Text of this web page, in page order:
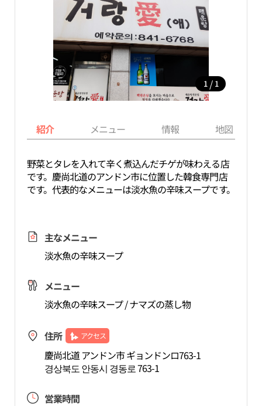
1 / 1
紹介 メニュー 情報 地図
野菜とタレを入れて辛く煮込んだチゲが味わえる店
です。慶尚北道のアンドン市に位置した韓食専門店
です。代表的なメニューは淡水魚の辛味スープです。
主なメニュー
淡水魚の辛味スープ
メニュー
淡水魚の辛味スープ / ナマズの蒸し物
住所 アクセス
慶尚北道 アンドン市 ギョンドンロ763-1
경상북도 안동시 경동로 763-1
営業時間